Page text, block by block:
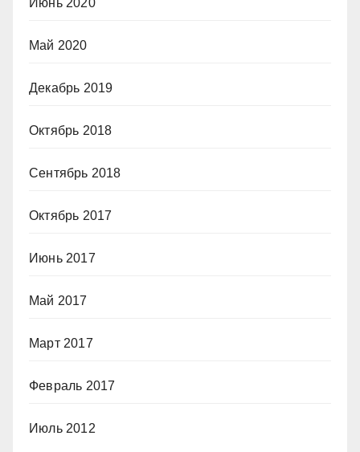
Май 2020
Декабрь 2019
Октябрь 2018
Сентябрь 2018
Октябрь 2017
Июнь 2017
Май 2017
Март 2017
Февраль 2017
Июль 2012